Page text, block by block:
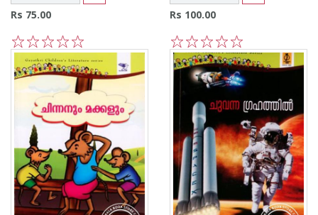
Rs 75.00
5
4
3
2
1
Rs 100.00
5
4
3
2
1